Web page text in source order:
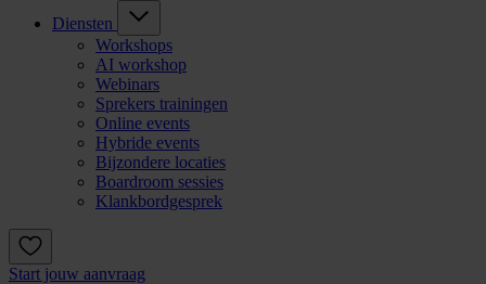
Diensten
Workshops
AI workshop
Webinars
Sprekers trainingen
Online events
Hybride events
Bijzondere locaties
Boardroom sessies
Klankbordgesprek
Start jouw aanvraag